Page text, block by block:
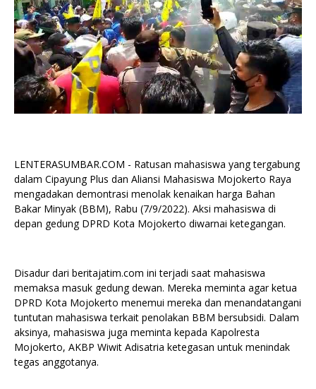
LENTERASUMBAR.COM - Ratusan mahasiswa yang tergabung
dalam Cipayung Plus dan Aliansi Mahasiswa Mojokerto Raya
mengadakan demontrasi menolak kenaikan harga Bahan
Bakar Minyak (BBM), Rabu (7/9/2022). Aksi mahasiswa di
depan gedung DPRD Kota Mojokerto diwarnai ketegangan.
Disadur dari beritajatim.com ini terjadi saat mahasiswa
memaksa masuk gedung dewan. Mereka meminta agar ketua
DPRD Kota Mojokerto menemui mereka dan menandatangani
tuntutan mahasiswa terkait penolakan BBM bersubsidi. Dalam
aksinya, mahasiswa juga meminta kepada Kapolresta
Mojokerto, AKBP Wiwit Adisatria ketegasan untuk menindak
tegas anggotanya.